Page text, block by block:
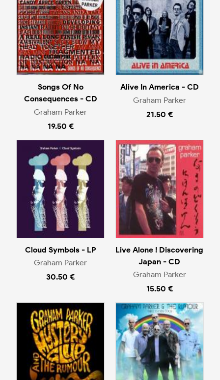
Songs Of No
Consequences - CD
Graham Parker
19.50 €
Alive In America - CD
Graham Parker
21.50 €
Cloud Symbols - LP
Graham Parker
30.50 €
Live Alone ! Discovering
Japan - CD
Graham Parker
15.50 €